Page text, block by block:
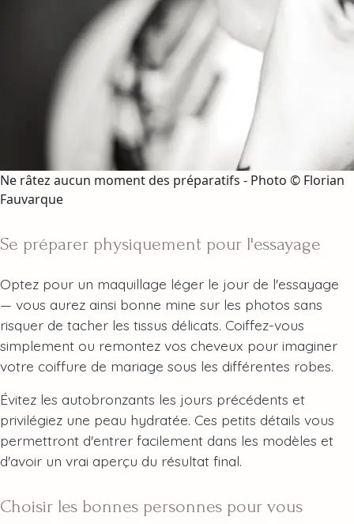
Ne râtez aucun moment des préparatifs - Photo © Florian
Fauvarque
Se préparer physiquement pour l'essayage
Optez pour un maquillage léger le jour de l'essayage
— vous aurez ainsi bonne mine sur les photos sans
risquer de tacher les tissus délicats. Coiffez-vous
simplement ou remontez vos cheveux pour imaginer
votre coiffure de mariage sous les différentes robes.
Évitez les autobronzants les jours précédents et
privilégiez une peau hydratée. Ces petits détails vous
permettront d'entrer facilement dans les modèles et
d'avoir un vrai aperçu du résultat final.
Choisir les bonnes personnes pour vous